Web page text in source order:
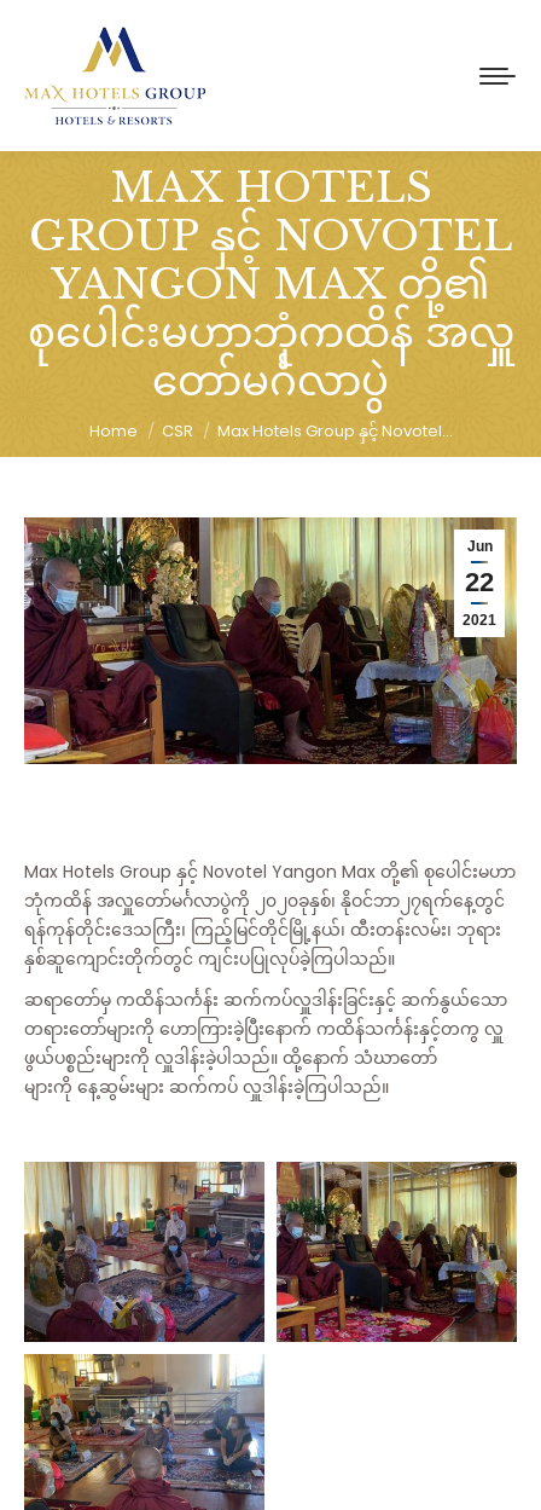
MAX HOTELS
GROUP နှင့် NOVOTEL
YANGON MAX တို့၏
စုပေါင်းမဟာဘုံကထိန် အလှူ
တော်မင်္ဂလာပွဲ
You are here:
Home CSR Max Hotels Group နှင့် Novotel…
Jun
22
2021
Max Hotels Group နှင့် Novotel Yangon Max တို့၏ စုပေါင်းမဟာ
ဘုံကထိန် အလှူတော်မင်္ဂလာပွဲကို ၂၀၂၀ခုနှစ်၊ နိုဝင်ဘာ၂၇ရက်နေ့တွင်
ရန်ကုန်တိုင်းဒေသကြီး၊ ကြည့်မြင်တိုင်မြို့နယ်၊ ထီးတန်းလမ်း၊ ဘုရား
နှစ်ဆူကျောင်းတိုက်တွင် ကျင်းပပြုလုပ်ခဲ့ကြပါသည်။
ဆရာတော်မှ ကထိန်သင်္ကန်း ဆက်ကပ်လှူဒါန်းခြင်းနှင့် ဆက်နွယ်သော
တရားတော်များကို ဟောကြားခဲ့ပြီးနောက် ကထိန်သင်္ကန်းနှင့်တကွ လှူ
ဖွယ်ပစ္စည်းများကို လှူဒါန်းခဲ့ပါသည်။ ထို့နောက် သံဃာတော်
များကို နေ့ဆွမ်းများ ဆက်ကပ် လှူဒါန်းခဲ့ကြပါသည်။